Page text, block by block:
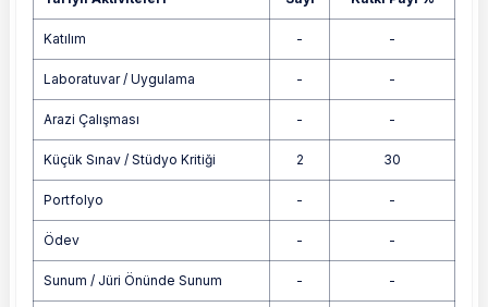
Katılım - -
Laboratuvar / Uygulama - -
Arazi Çalışması - -
Küçük Sınav / Stüdyo Kritiği 2 30
Portfolyo - -
Ödev - -
Sunum / Jüri Önünde Sunum - -